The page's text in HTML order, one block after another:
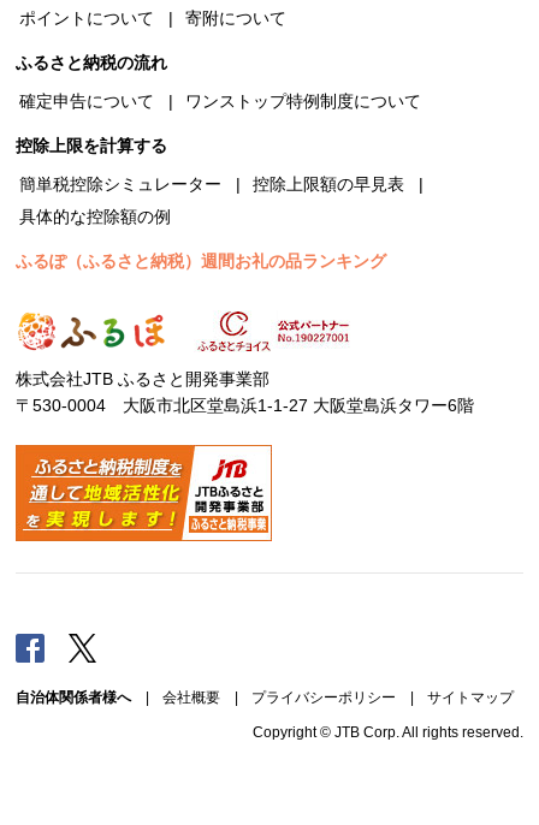
ポイントについて
寄附について
ふるさと納税の流れ
確定申告について
ワンストップ特例制度について
控除上限を計算する
簡単税控除シミュレーター
控除上限額の早見表
具体的な控除額の例
ふるぽ（ふるさと納税）週間お礼の品ランキング
株式会社JTB ふるさと開発事業部
〒530-0004 大阪市北区堂島浜1-1-27 大阪堂島浜タワー6階
Facebook
自治体関係者様へ| 会社概要 | プライバシーポリシー | サイトマップ
Copyright © JTB Corp. All rights reserved.